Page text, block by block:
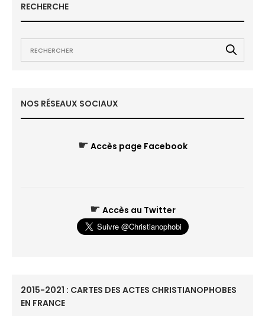
RECHERCHE
NOS RÉSEAUX SOCIAUX
☛ Accès page Facebook
☛ Accès au Twitter
2015-2021 : CARTES DES ACTES CHRISTIANOPHOBES
EN FRANCE